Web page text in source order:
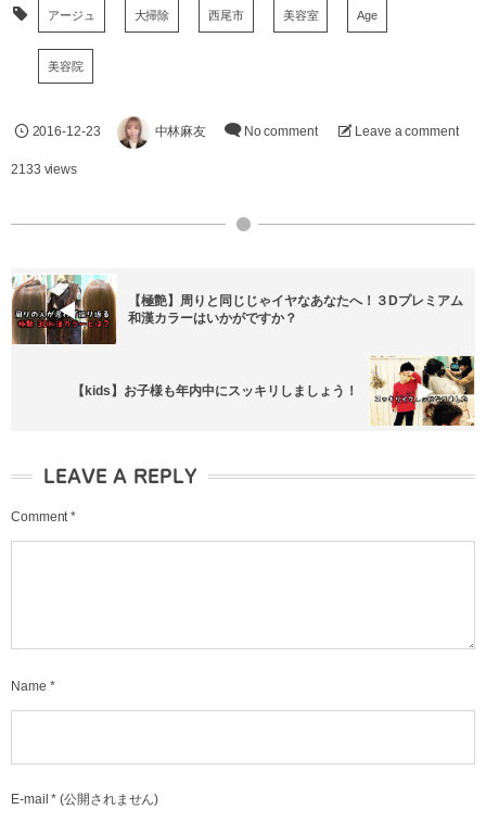
アージュ 大掃除 西尾市 美容室 Age
美容院
2016-12-23 中林麻友 No comment Leave a comment
2133 views
【極艶】周りと同じじゃイヤなあなたへ！３Dプレミアム
和漢カラーはいかがですか？
【kids】お子様も年内中にスッキリしましょう！
LEAVE A REPLY
Comment *
Name *
E-mail * (公開されません)